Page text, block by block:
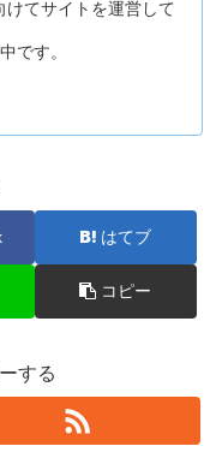
けてサイトを運営して
です。
はてブ
コピー
する